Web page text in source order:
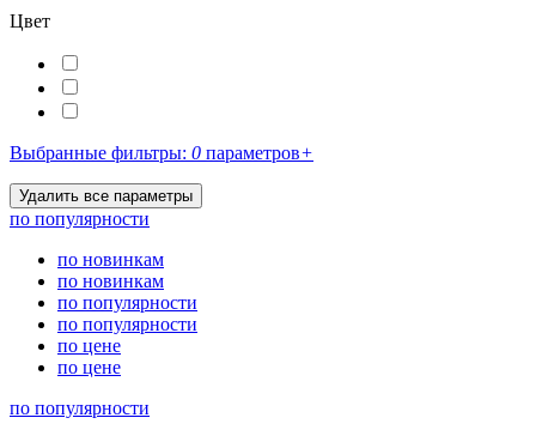
Цвет
Выбранные фильтры: 0 параметров+
по популярности
по новинкам
по новинкам
по популярности
по популярности
по цене
по цене
по популярности